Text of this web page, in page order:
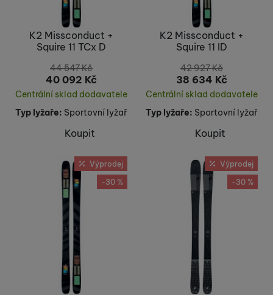
K2 Missconduct +
Squire 11 TCx D
44 547Kč
40 092 Kč
Centrální sklad dodavatele
Typ lyžaře: Sportovní lyžař
Koupit
K2 Missconduct +
Squire 11 ID
42 927Kč
38 634 Kč
Centrální sklad dodavatele
Typ lyžaře: Sportovní lyžař
Koupit
Výprodej
-30 %
Výprodej
-30 %